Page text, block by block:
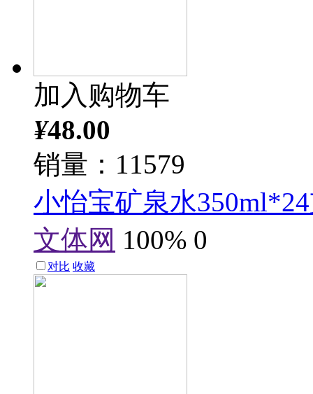
加入购物车
¥48.00
销量：11579
小怡宝矿泉水
文体网 100% 0
对比 收藏